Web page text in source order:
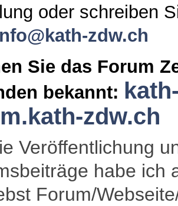
oder schreiben
zdw.ch
Sie das Forum
bekannt:
zdw.ch
Veröffentlichung
habe ich
Forum/